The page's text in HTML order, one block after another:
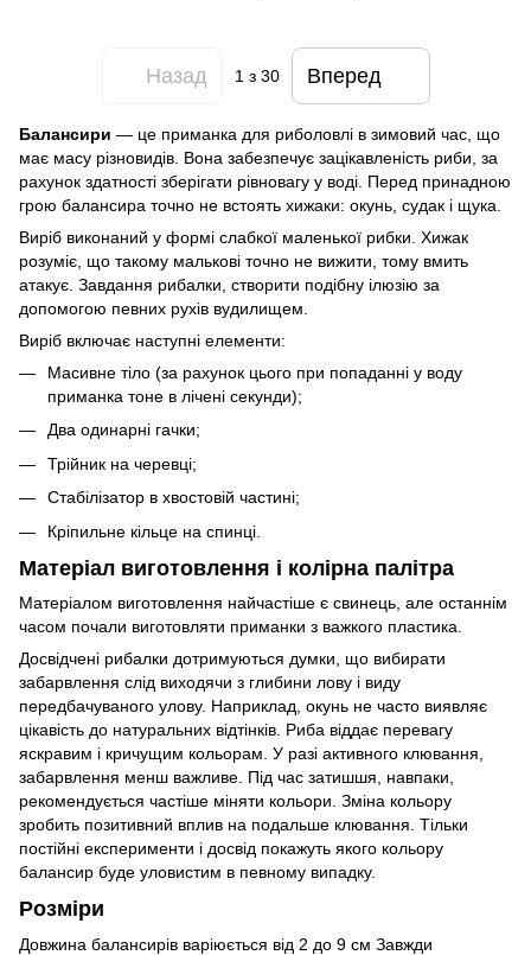
Назад 1 з 30 Вперед
Балансири — це приманка для риболовлі в зимовий час, що
має масу різновидів. Вона забезпечує зацікавленість риби, за
рахунок здатності зберігати рівновагу у воді. Перед принадною
грою балансира точно не встоять хижаки: окунь, судак і щука.
Виріб виконаний у формі слабкої маленької рибки. Хижак
розуміє, що такому малькові точно не вижити, тому вмить
атакує. Завдання рибалки, створити подібну ілюзію за
допомогою певних рухів вудилищем.
Виріб включає наступні елементи:
Масивне тіло (за рахунок цього при попаданні у воду
приманка тоне в лічені секунди);
Два одинарні гачки;
Трійник на черевці;
Стабілізатор в хвостовій частині;
Кріпильне кільце на спинці.
Матеріал виготовлення і колірна палітра
Матеріалом виготовлення найчастіше є свинець, але останнім
часом почали виготовляти приманки з важкого пластика.
Досвідчені рибалки дотримуються думки, що вибирати
забарвлення слід виходячи з глибини лову і виду
передбачуваного улову. Наприклад, окунь не часто виявляє
цікавість до натуральних відтінків. Риба віддає перевагу
яскравим і кричущим кольорам. У разі активного клювання,
забарвлення менш важливе. Під час затишшя, навпаки,
рекомендується частіше міняти кольори. Зміна кольору
зробить позитивний вплив на подальше клювання. Тільки
постійні експерименти і досвід покажуть якого кольору
балансир буде уловистим в певному випадку.
Розміри
Довжина балансирів варіюється від 2 до 9 см Завжди